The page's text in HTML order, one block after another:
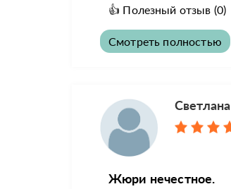
👍 Полезный отзыв (0)
Смотреть полностью
Светлана
Жюри нечестное.